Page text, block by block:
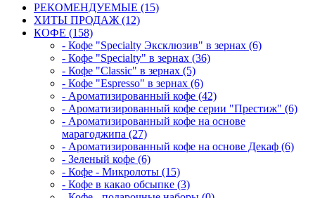
РЕКОМЕНДУЕМЫЕ (15)
ХИТЫ ПРОДАЖ (12)
КОФЕ (158)
- Кофе "Specialty Эксклюзив" в зернах (6)
- Кофе "Specialty" в зернах (36)
- Кофе "Classic" в зернах (5)
- Кофе "Espresso" в зернах (6)
- Ароматизированный кофе (42)
- Ароматизированный кофе серии "Престиж" (6)
- Ароматизированный кофе на основе
марагоджипа (27)
- Ароматизированный кофе на основе Декаф (6)
- Зеленый кофе (6)
- Кофе - Микролоты (15)
- Кофе в какао обсыпке (3)